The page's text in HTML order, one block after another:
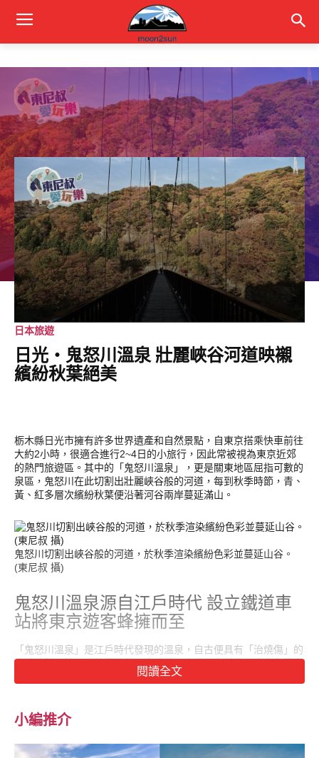
日本旅遊
日光‧鬼怒川溫泉 壯麗峽谷河道映襯
繽紛秋葉絕美
栃木縣日光市擁有許多世界遺產和自然景點，自東京搭乘快車前往
大約2小時，很適合進行2~4日的小旅行，因此常被視為東京近郊
的熱門旅遊區。其中的「鬼怒川溫泉」，更是關東地區屈指可數的
泉區，鬼怒川在此切割出壯麗峽谷般的河道，每到秋季時節，青、
黃、紅多層次繽紛秋葉便沿著河谷兩岸蔓延滿山。
鬼怒川切割出峽谷般的河道，於秋季渲染繽紛色彩並蔓延山谷。
(東尼叔 攝)
鬼怒川溫泉源自江戶時代 設立鐵道車
站將東京遊客蜂擁而至
「鬼怒川溫泉」是江戶時代發現的溫泉，自古便具有「治燒傷」的
傳說功效，於是開啟當地的溫泉時代。古代只有前往日光參拜的大
名(地域領主)、僧侶才可來此入浴，明治以後(1868年)才開始向一
鬼怒川溫泉起源於江戶時代，是關東地區知名的溫泉區。(東尼叔
閱讀全文
小編推介